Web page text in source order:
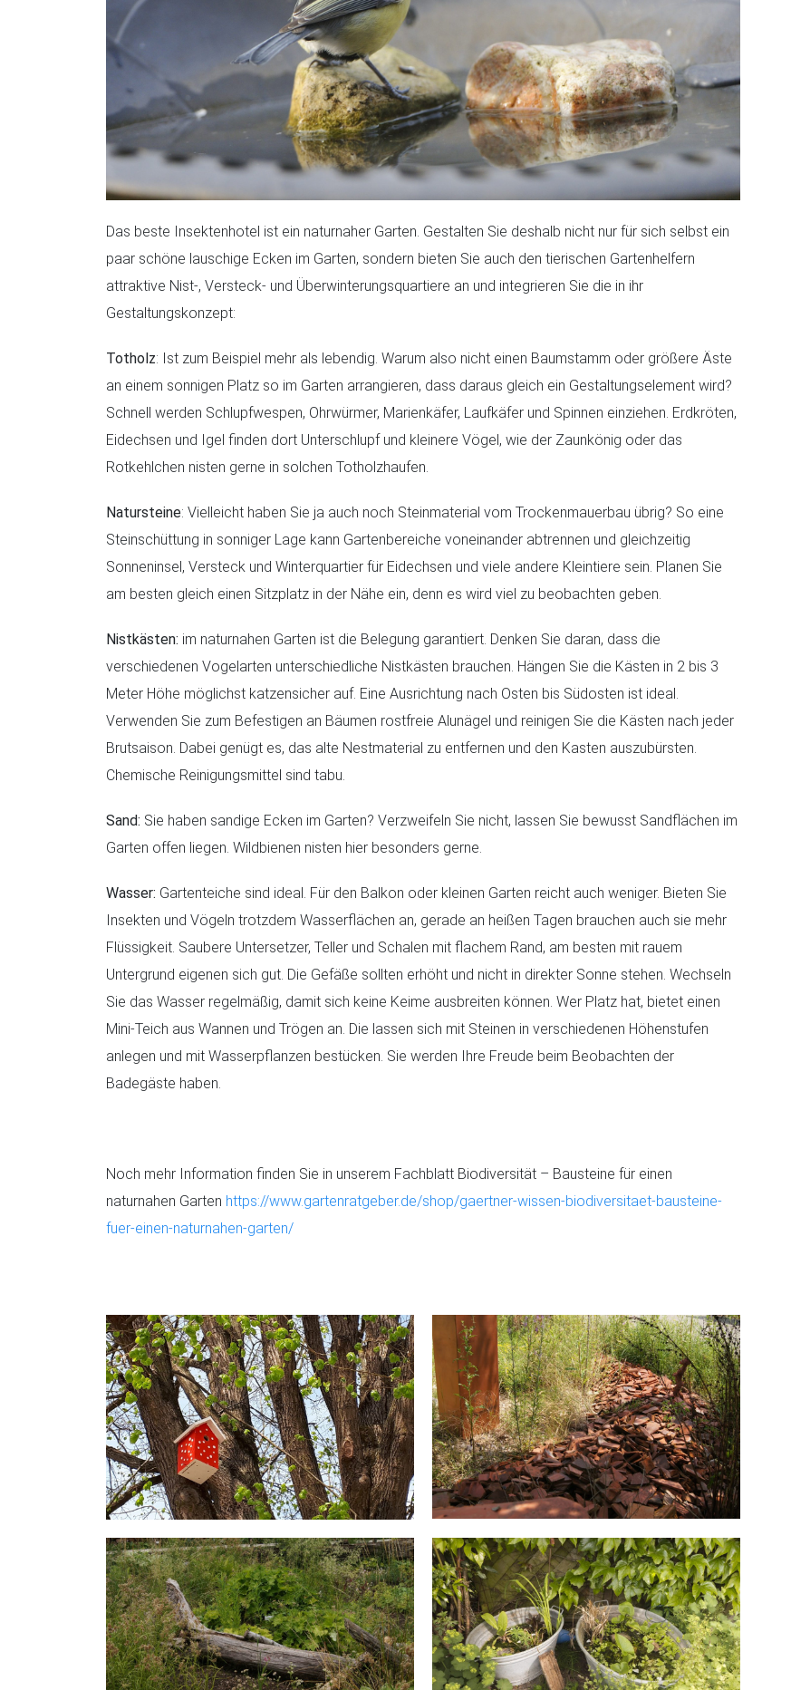
Das beste Insektenhotel ist ein naturnaher Garten. Gestalten Sie deshalb nicht nur für sich selbst ein
paar schöne lauschige Ecken im Garten, sondern bieten Sie auch den tierischen Gartenhelfern
attraktive Nist-, Versteck- und Überwinterungsquartiere an und integrieren Sie die in ihr
Gestaltungskonzept:
Totholz: Ist zum Beispiel mehr als lebendig. Warum also nicht einen Baumstamm oder größere Äste
an einem sonnigen Platz so im Garten arrangieren, dass daraus gleich ein Gestaltungselement wird?
Schnell werden Schlupfwespen, Ohrwürmer, Marienkäfer, Laufkäfer und Spinnen einziehen. Erdkröten,
Eidechsen und Igel finden dort Unterschlupf und kleinere Vögel, wie der Zaunkönig oder das
Rotkehlchen nisten gerne in solchen Totholzhaufen.
Natursteine: Vielleicht haben Sie ja auch noch Steinmaterial vom Trockenmauerbau übrig? So eine
Steinschüttung in sonniger Lage kann Gartenbereiche voneinander abtrennen und gleichzeitig
Sonneninsel, Versteck und Winterquartier für Eidechsen und viele andere Kleintiere sein. Planen Sie
am besten gleich einen Sitzplatz in der Nähe ein, denn es wird viel zu beobachten geben.
Nistkästen: im naturnahen Garten ist die Belegung garantiert. Denken Sie daran, dass die
verschiedenen Vogelarten unterschiedliche Nistkästen brauchen. Hängen Sie die Kästen in 2 bis 3
Meter Höhe möglichst katzensicher auf. Eine Ausrichtung nach Osten bis Südosten ist ideal.
Verwenden Sie zum Befestigen an Bäumen rostfreie Alunägel und reinigen Sie die Kästen nach jeder
Brutsaison. Dabei genügt es, das alte Nestmaterial zu entfernen und den Kasten auszubürsten.
Chemische Reinigungsmittel sind tabu.
Sand: Sie haben sandige Ecken im Garten? Verzweifeln Sie nicht, lassen Sie bewusst Sandflächen im
Garten offen liegen. Wildbienen nisten hier besonders gerne.
Wasser: Gartenteiche sind ideal. Für den Balkon oder kleinen Garten reicht auch weniger. Bieten Sie
Insekten und Vögeln trotzdem Wasserflächen an, gerade an heißen Tagen brauchen auch sie mehr
Flüssigkeit. Saubere Untersetzer, Teller und Schalen mit flachem Rand, am besten mit rauem
Untergrund eigenen sich gut. Die Gefäße sollten erhöht und nicht in direkter Sonne stehen. Wechseln
Sie das Wasser regelmäßig, damit sich keine Keime ausbreiten können. Wer Platz hat, bietet einen
Mini-Teich aus Wannen und Trögen an. Die lassen sich mit Steinen in verschiedenen Höhenstufen
anlegen und mit Wasserpflanzen bestücken. Sie werden Ihre Freude beim Beobachten der
Badegäste haben.
Noch mehr Information finden Sie in unserem Fachblatt Biodiversität – Bausteine für einen
naturnahen Garten https://www.gartenratgeber.de/shop/gaertner-wissen-biodiversitaet-bausteine-
fuer-einen-naturnahen-garten/